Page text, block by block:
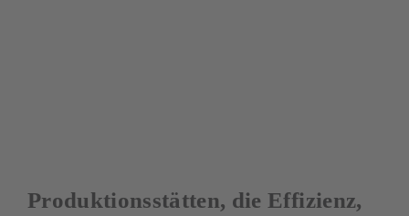
Produktionsstätten, die Effizienz,